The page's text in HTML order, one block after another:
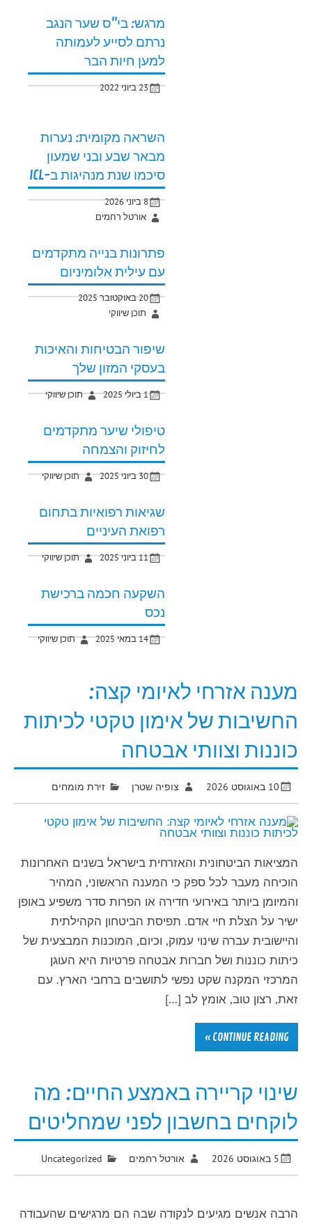
מרגש: בי"ס שער הנגב
נרתם לסייע לעמותה
למען חיות הבר
23 ביוני 2022
השראה מקומית: נערות
מבאר שבע ובני שמעון
סיכמו שנת מנהיגות ב-ICL
8 ביוני 2026
אורטל רחמים
פתרונות בנייה מתקדמים
עם עילית אלומיניום
20 באוקטובר 2025
תוכן שיווקי
שיפור הבטיחות והאיכות
בעסקי המזון שלך
1 ביולי 2025 תוכן שיווקי
טיפולי שיער מתקדמים
לחיזוק והצמחה
30 ביוני 2025 תוכן שיווקי
שגיאות רפואיות בתחום
רפואת העיניים
11 ביוני 2025 תוכן שיווקי
השקעה חכמה ברכישת
נכס
14 במאי 2025 תוכן שיווקי
מענה אזרחי לאיומי קצה:
החשיבות של אימון טקטי לכיתות
כוננות וצוותי אבטחה
10 באוגוסט 2026 צופיה שטרן זירת מומחים
המציאות הביטחונית והאזרחית בישראל בשנים האחרונות
הוכיחה מעבר לכל ספק כי המענה הראשוני, המהיר
והמיומן ביותר באירועי חדירה או הפרות סדר משפיע באופן
ישיר על הצלת חיי אדם. תפיסת הביטחון הקהילתית
והיישובית עברה שינוי עמוק, וכיום, המוכנות המבצעית של
כיתות כוננות ושל חברות אבטחה פרטיות היא העוגן
המרכזי המקנה שקט נפשי לתושבים ברחבי הארץ. עם
זאת, רצון טוב, אומץ לב […]
CONTINUE READING »
שינוי קריירה באמצע החיים: מה
לוקחים בחשבון לפני שמחליטים
5 באוגוסט 2026 אורטל רחמים Uncategorized
הרבה אנשים מגיעים לנקודה שבה הם מרגישים שהעבודה